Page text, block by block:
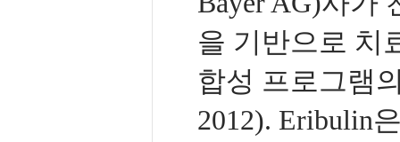
을 기반으로 치
합성 프로그램
2012). Eribulin